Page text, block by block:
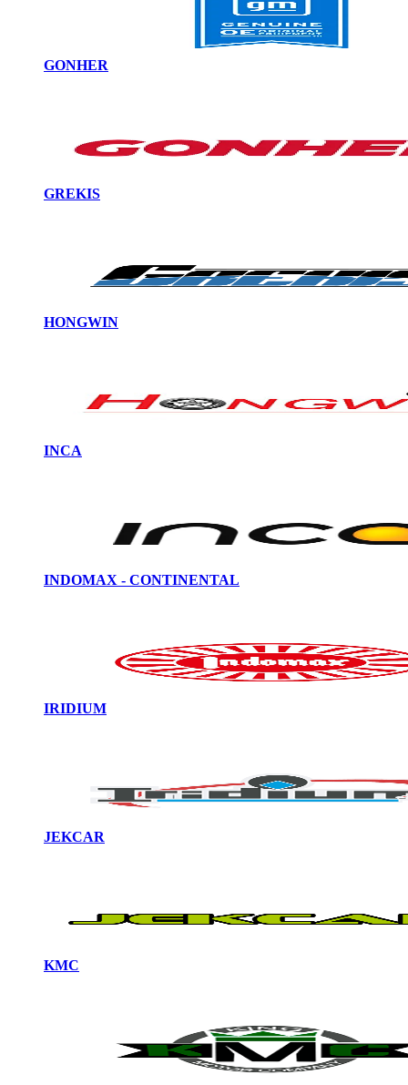
GONHER
GREKIS
HONGWIN
INCA
INDOMAX - CONTINENTAL
IRIDIUM
JEKCAR
KMC